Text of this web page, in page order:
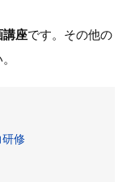
座です。その他の
修